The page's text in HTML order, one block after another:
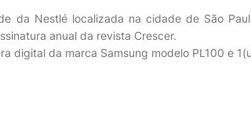
da Nestlé localizada na cidade de São
anual da revista Crescer.
digital da marca Samsung modelo PL100 e